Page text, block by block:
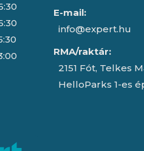
E-mail:
info@expert.hu
RMA/raktár:
2151 Fót, Telkes
HelloParks 1-es